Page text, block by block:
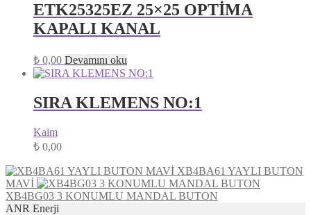
ETK25325EZ 25×25 OPTİMA
KAPALI KANAL
₺ 0,00 Devamını oku
SIRA KLEMENS NO:1
Kaim
₺ 0,00
XB4BA61 YAYLI BUTON
MAVİ
XB4BG03 3 KONUMLU MANDAL BUTON
ANR Enerji